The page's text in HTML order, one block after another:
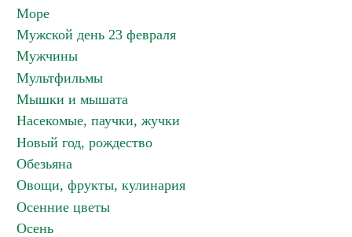
Море
Мужской день 23 февраля
Мужчины
Мультфильмы
Мышки и мышата
Насекомые, паучки, жучки
Новый год, рождество
Обезьяна
Овощи, фрукты, кулинария
Осенние цветы
Осень